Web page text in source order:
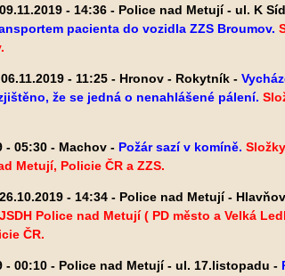
09.11.2019 - 14:36 - Police nad Metují - ul. K
pacienta do vozidla ZZS Broumov.
- 11:25 - Hronov - Rokytník -
že se jedná o nenahlášené pálení.
- 05:30 - Machov - Požár sazí v komíně.
Metují, Policie ČR a ZZS.
26.10.2019 - 14:34 - Police nad Metují -
Police nad Metují ( PD město a Velká
ČR.
- 00:10 - Police nad Metují - ul. 17.listopadu -